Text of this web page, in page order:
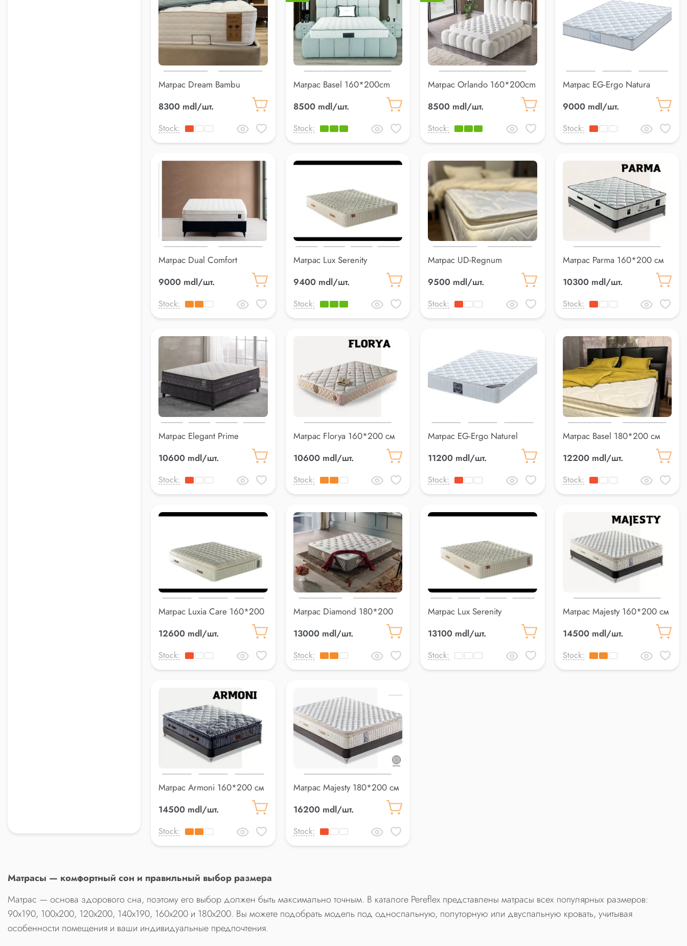
Матрас Dream Bambu
8300 mdl/шт.
Stock:
Матрас Basel 160*200cm
8500 mdl/шт.
Stock:
Матрас Orlando 160*200cm
8500 mdl/шт.
Stock:
Матрас EG-Ergo Natura
9000 mdl/шт.
Stock:
Матрас Dual Comfort
9000 mdl/шт.
Stock:
Матрас Lux Serenity
9400 mdl/шт.
Stock:
Матрас UD-Regnum
9500 mdl/шт.
Stock:
Матрас Parma 160*200 см
10300 mdl/шт.
Stock:
Матрас Elegant Prime
10600 mdl/шт.
Stock:
Матрас Florya 160*200 см
10600 mdl/шт.
Stock:
Матрас EG-Ergo Naturel
11200 mdl/шт.
Stock:
Матрас Basel 180*200 см
12200 mdl/шт.
Stock:
Матрас Luxia Care 160*200
12600 mdl/шт.
Stock:
Матрас Diamond 180*200
13000 mdl/шт.
Stock:
Матрас Lux Serenity
13100 mdl/шт.
Stock:
Матрас Majesty 160*200 см
14500 mdl/шт.
Stock:
Матрас Armoni 160*200 см
14500 mdl/шт.
Stock:
Матрас Majesty 180*200 см
16200 mdl/шт.
Stock:
Матрасы — комфортный сон и правильный выбор размера
Матрас — основа здорового сна, поэтому его выбор должен быть максимально точным. В каталоге Pereflex представлены матрасы всех популярных размеров:
90x190, 100x200, 120x200, 140x190, 160x200 и 180x200. Вы можете подобрать модель под односпальную, полуторную или двуспальную кровать, учитывая
особенности помещения и ваши индивидуальные предпочтения.